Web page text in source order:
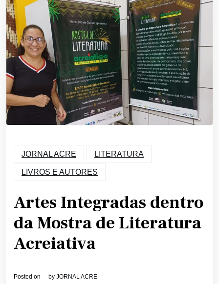
JORNAL ACRE LITERATURA
LIVROS E AUTORES
Artes Integradas dentro
da Mostra de Literatura
Acreiativa
Posted on by JORNAL ACRE